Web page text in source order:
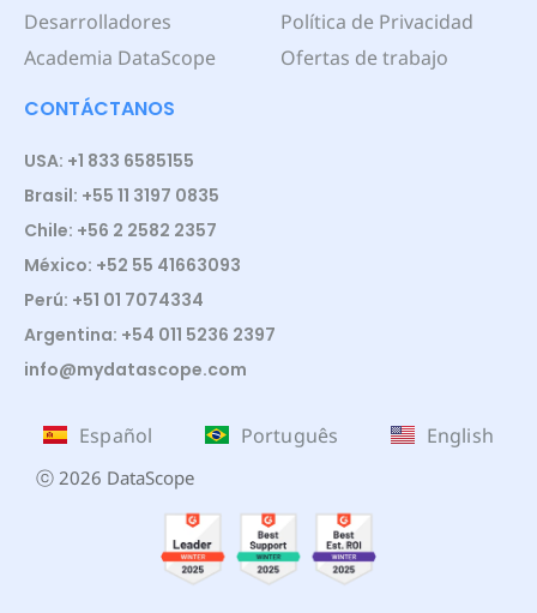
Desarrolladores
Academia DataScope
Política de Privacidad
Ofertas de trabajo
CONTÁCTANOS
USA: +1 833 6585155
Brasil: +55 11 3197 0835
Chile: +56 2 2582 2357
México: +52 55 41663093
Perú: +51 01 7074334
Argentina: +54 011 5236 2397
info@mydatascope.com
Español Português English
ⓒ 2026 DataScope